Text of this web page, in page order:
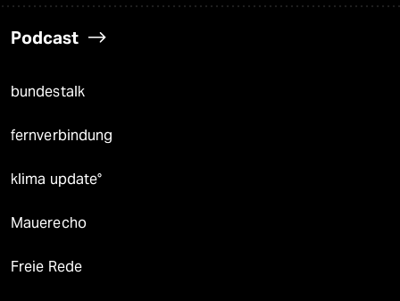
Podcast
bundestalk
fernverbindung
klima update°
Mauerecho
Freie Rede